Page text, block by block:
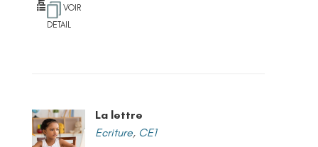
VOIR
DETAIL
La lettre
Ecriture, CE1